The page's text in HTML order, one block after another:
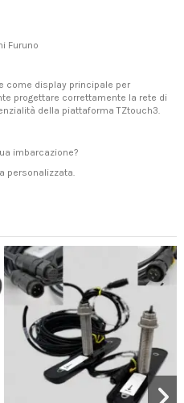
Furuno
come display principale per
progettare correttamente la rete di
della piattaforma TZtouch3.
imbarcazione?
personalizzata.